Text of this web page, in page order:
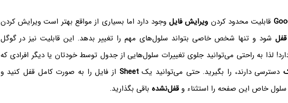
قابلیت محدود کردن ویرایش فایلوجود دارد اما بسیاری از مواقع بهتر است ویرایش کردن
قفل شود و تنها شخص خاصی بتواند سلول‌های مهم را تغییر بدهد. این قابلیت نیز در گوگل
لذا به راحتی می‌توانید جلوی تغییرات سلول‌هایی از جدول توسط خودتان یا دیگر افرادی که
دسترسی دارند، را بگیرید. حتی می‌توانید یکSheet از فایل را به صورت کامل قفل کنید و
خاص این صفحه را استثناء وقفل‌نشده باقی بگذارید.